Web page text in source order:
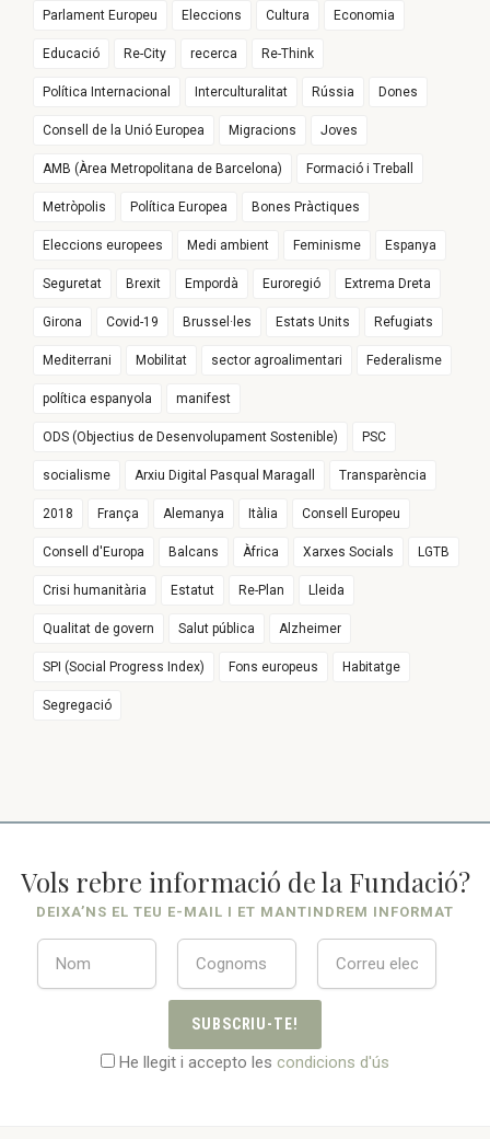
Parlament Europeu Eleccions Cultura Economia
Educació Re-City recerca Re-Think
Política Internacional Interculturalitat Rússia Dones
Consell de la Unió Europea Migracions Joves
AMB (Àrea Metropolitana de Barcelona) Formació i Treball
Metròpolis Política Europea Bones Pràctiques
Eleccions europees Medi ambient Feminisme Espanya
Seguretat Brexit Empordà Euroregió Extrema Dreta
Girona Covid-19 Brussel·les Estats Units Refugiats
Mediterrani Mobilitat sector agroalimentari Federalisme
política espanyola manifest
ODS (Objectius de Desenvolupament Sostenible) PSC
socialisme Arxiu Digital Pasqual Maragall Transparència
2018 França Alemanya Itàlia Consell Europeu
Consell d'Europa Balcans Àfrica Xarxes Socials LGTB
Crisi humanitària Estatut Re-Plan Lleida
Qualitat de govern Salut pública Alzheimer
SPI (Social Progress Index) Fons europeus Habitatge
Segregació
Vols rebre informació de la Fundació?
DEIXA’NS EL TEU E-MAIL I ET MANTINDREM INFORMAT
SUBSCRIU-TE!
He llegit i accepto les condicions d'ús